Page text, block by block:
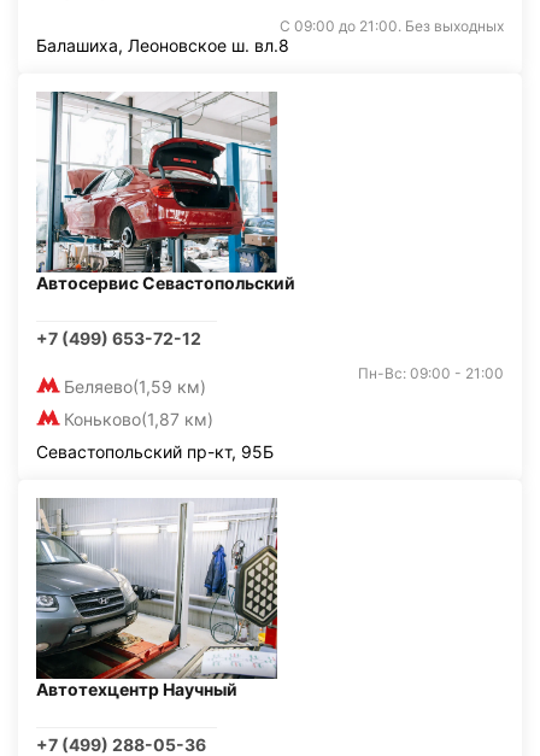
С 09:00 до 21:00. Без выходных
Балашиха, Леоновское ш. вл.8
Автосервис Севастопольский
+7 (499) 653-72-12
Беляево(1,59 км)
Коньково(1,87 км)
Пн-Вс: 09:00 - 21:00
Севастопольский пр-кт, 95Б
Автотехцентр Научный
+7 (499) 288-05-36